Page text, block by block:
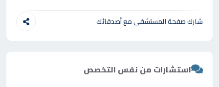
شارك صفحة المستشفى مع أصدقائك
استشارات من نفس التخصص